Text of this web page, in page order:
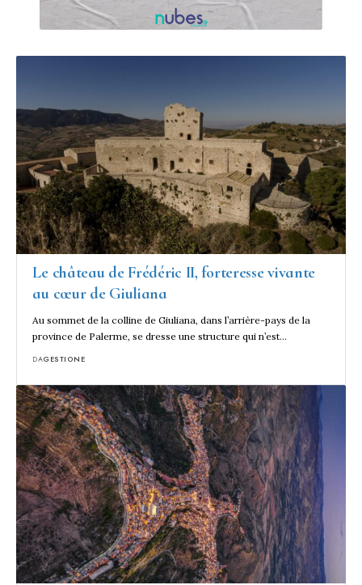
Le château de Frédéric II, forteresse vivante
au cœur de Giuliana
Au sommet de la colline de Giuliana, dans l’arrière-pays de la
province de Palerme, se dresse une structure qui n’est…
DAGESTIONE